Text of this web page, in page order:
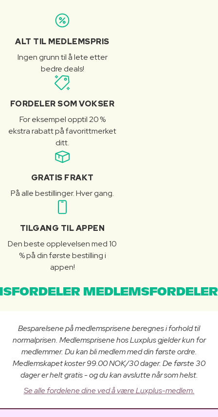
ALT TIL MEDLEMSPRIS
Ingen grunn til å lete etter
bedre deals!
FORDELER SOM VOKSER
For eksempel opptil 20 %
ekstra rabatt på favorittmerket
ditt.
GRATIS FRAKT
På alle bestillinger. Hver gang.
TILGANG TIL APPEN
Den beste opplevelsen med 10
% på din første bestilling i
appen!
Besparelsene på medlemsprisene beregnes i forhold til
normalprisen. Medlemsprisene hos Luxplus gjelder kun for
medlemmer. Du kan bli medlem med din første ordre.
Medlemskapet koster 99.00 NOK/30 dager. De første 30
dager er helt gratis - og du kan avslutte når som helst.
Se alle fordelene dine ved å være Luxplus-medlem.